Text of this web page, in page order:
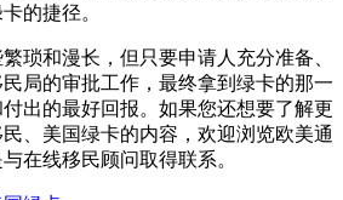
的捷径。
琐和漫长，但只要申请人充分准备、
局的审批工作，最终拿到绿卡的那一
出的最好回报。如果您还想要了解更
、美国绿卡的内容，欢迎浏览欧美通
在线移民顾问取得联系。